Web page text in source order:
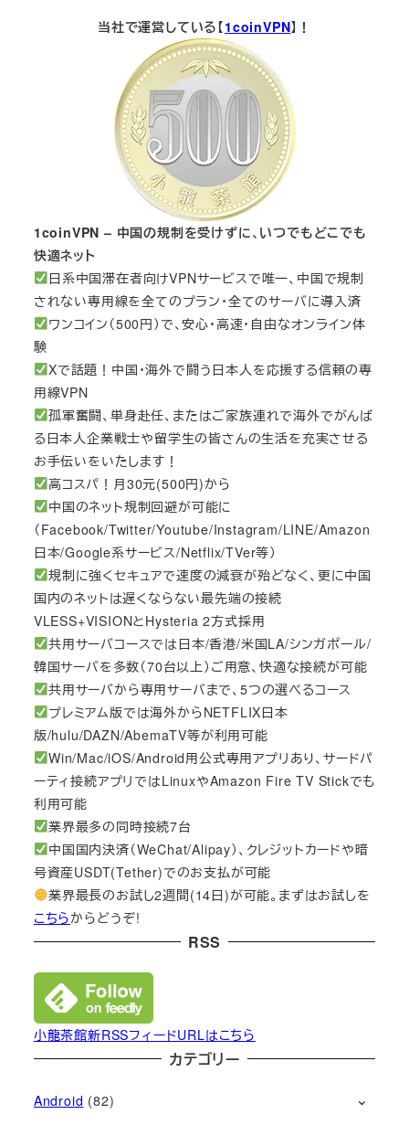
当社で運営している【1coinVPN】！
1coinVPN – 中国の規制を受けずに、いつでもどこでも
快適ネット
日系中国滞在者向けVPNサービスで唯一、中国で規制
されない専用線を全てのプラン・全てのサーバに導入済
ワンコイン（500円）で、安心・高速・自由なオンライン体
験
Xで話題！中国・海外で闘う日本人を応援する信頼の専
用線VPN
孤軍奮闘、単身赴任、またはご家族連れで海外でがんば
る日本人企業戦士や留学生の皆さんの生活を充実させる
お手伝いをいたします！
高コスパ！月30元(500円)から
中国のネット規制回避が可能に
（Facebook/Twitter/Youtube/Instagram/LINE/Amazon
日本/Google系サービス/Netflix/TVer等）
規制に強くセキュアで速度の減衰が殆どなく、更に中国
国内のネットは遅くならない最先端の接続
VLESS+VISIONとHysteria 2方式採用
共用サーバコースでは日本/香港/米国LA/シンガポール/
韓国サーバを多数（70台以上）ご用意、快適な接続が可能
共用サーバから専用サーバまで、5つの選べるコース
プレミアム版では海外からNETFLIX日本
版/hulu/DAZN/AbemaTV等が利用可能
Win/Mac/iOS/Android用公式専用アプリあり、サードパ
ーティ接続アプリではLinuxやAmazon Fire TV Stickでも
利用可能
業界最多の同時接続7台
中国国内決済（WeChat/Alipay）、クレジットカードや暗
号資産USDT(Tether)でのお支払が可能
業界最長のお試し2週間(14日)が可能。まずはお試しを
こちらからどうぞ!
RSS
小龍茶館新RSSフィードURLはこちら
カテゴリー
Android (82)